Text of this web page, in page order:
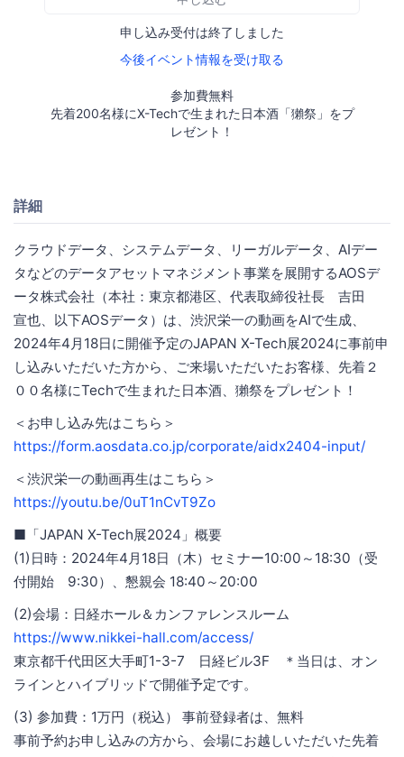
申し込み受付は終了しました
今後イベント情報を受け取る
参加費無料
先着200名様にX-Techで生まれた日本酒「獺祭」をプ
レゼント！
詳細
クラウドデータ、システムデータ、リーガルデータ、AIデー
タなどのデータアセットマネジメント事業を展開するAOSデ
ータ株式会社（本社：東京都港区、代表取締役社長 吉田
宣也、以下AOSデータ）は、渋沢栄一の動画をAIで生成、
2024年4月18日に開催予定のJAPAN X-Tech展2024に事前申
し込みいただいた方から、ご来場いただいたお客様、先着２
００名様にTechで生まれた日本酒、獺祭をプレゼント！
＜お申し込み先はこちら＞
https://form.aosdata.co.jp/corporate/aidx2404-input/
＜渋沢栄一の動画再生はこちら＞
https://youtu.be/0uT1nCvT9Zo
■「JAPAN X-Tech展2024」概要
(1)日時：2024年4月18日（木）セミナー10:00～18:30（受
付開始 9:30）、懇親会 18:40～20:00
(2)会場：日経ホール＆カンファレンスルーム
https://www.nikkei-hall.com/access/
東京都千代田区大手町1-3-7 日経ビル3F ＊当日は、オン
ラインとハイブリッドで開催予定です。
(3) 参加費：1万円（税込） 事前登録者は、無料
事前予約お申し込みの方から、会場にお越しいただいた先着